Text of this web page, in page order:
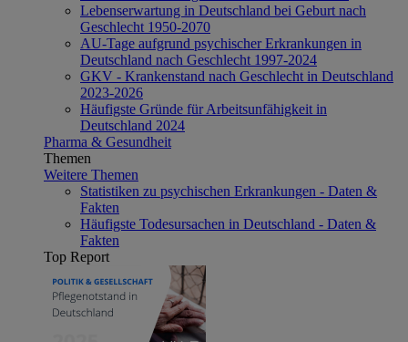
Lebenserwartung in Deutschland bei Geburt nach
Geschlecht 1950-2070
AU-Tage aufgrund psychischer Erkrankungen in
Deutschland nach Geschlecht 1997-2024
GKV - Krankenstand nach Geschlecht in Deutschland
2023-2026
Häufigste Gründe für Arbeitsunfähigkeit in
Deutschland 2024
Pharma & Gesundheit
Themen
Weitere Themen
Statistiken zu psychischen Erkrankungen - Daten &
Fakten
Häufigste Todesursachen in Deutschland - Daten &
Fakten
Top Report